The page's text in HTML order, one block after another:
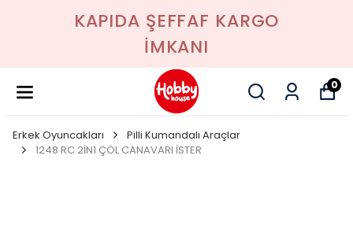
KAPIDA ŞEFFAF KARGO
İMKANI
0
Erkek Oyuncakları
Pilli Kumandalı Araçlar
1248 RC 2İN1 ÇÖL CANAVARI İSTER